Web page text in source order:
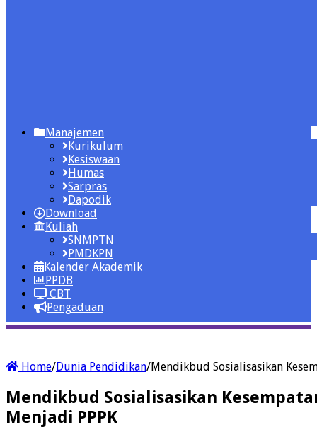
Manajemen
Kurikulum
Kesiswaan
Humas
Sarpras
Dapodik
Download
Kuliah
SNMPTN
PMDKPN
Kalender Akademik
PPDB
CBT
Pengaduan
Home/Dunia Pendidikan/Mendikbud Sosialisasikan
Mendikbud Sosialisasikan
Menjadi PPPK